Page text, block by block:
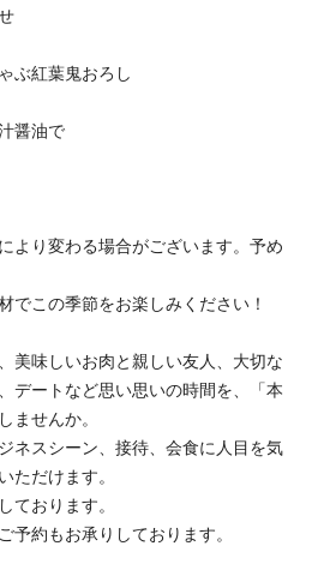
ぶ紅葉鬼おろし
醤油で
より変わる場合がございます。予め
でこの季節をお楽しみください！
美味しいお肉と親しい友人、大切な
デートなど思い思いの時間を、「本
ませんか。
ネスシーン、接待、会食に人目を気
ただけます。
ております。
予約もお承りしております。